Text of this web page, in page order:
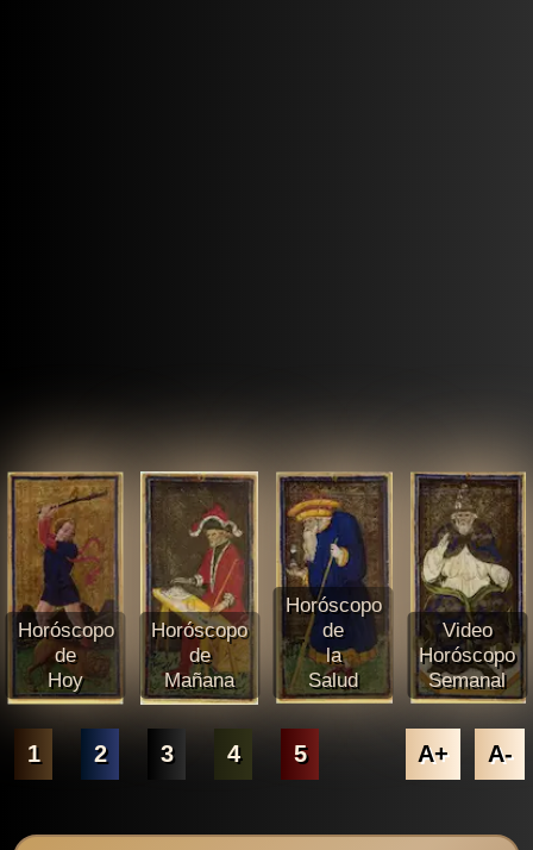
Horóscopo
de
Hoy
Horóscopo
de
Mañana
Horóscopo
de
la
Salud
Video
Horóscopo
Semanal
1 2 3 4 5 A+ A-